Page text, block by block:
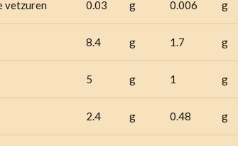
vetzuren 0.03 g 0.006 g
8.4 g 1.7 g
5 g 1 g
2.4 g 0.48 g